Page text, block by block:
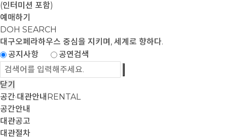
(인터미션 포함)
예매하기
DOH SEARCH
대구오페라하우스 중심을 지키며, 세계로 향하다.
공지사항
공연검색
닫기
공간·대관안내 RENTAL
공간안내
대관공고
대관절차